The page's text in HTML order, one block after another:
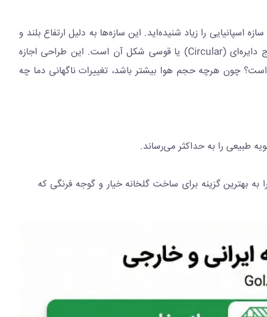
اسپانیایی را زیاد شنیده‌اید. این سازه‌ها به دلیل ارتفاع بلند و
دایره‌ای (Circular) یا قوسی شکل آن است. این طراحی اجازه
چون هرچه حجم هوا بیشتر باشد، تغییرات ناگهانی دما چه
طبیعی را به حداکثر می‌رساند.
که معمولا بالای 5 تا 6 متر است را به بهترین گزینه برای ساخت گلخانه خیار و گوجه فرنگی که